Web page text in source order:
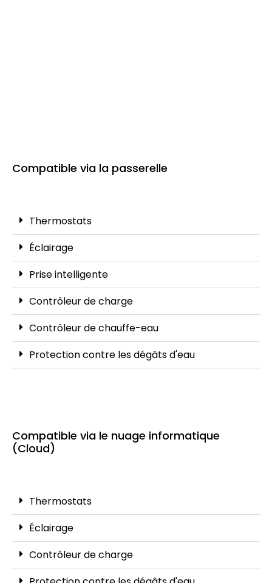
Compatible via la passerelle
Thermostats
Éclairage
Prise intelligente
Contrôleur de charge
Contrôleur de chauffe-eau
Protection contre les dégâts d'eau
Compatible via le nuage informatique
(Cloud)
Thermostats
Éclairage
Contrôleur de charge